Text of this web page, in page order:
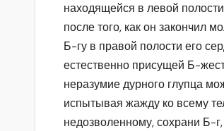
находящейся в левой
после того, как он закончил
Б-гу в правой полости его
естественно присущей Б-
неразумие дурного глупца
испытывая жажду ко всему
недозволенному, сохрани Б-